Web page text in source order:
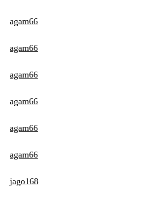
agam66
agam66
agam66
agam66
agam66
agam66
jago168